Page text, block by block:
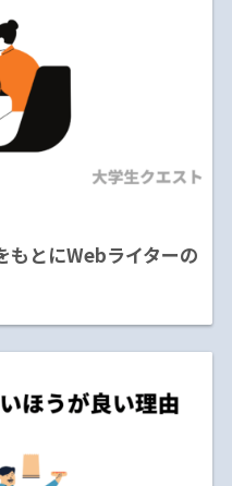
もとにWebライターの